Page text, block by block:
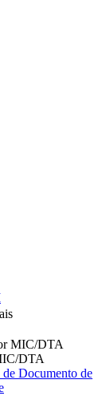
MIC/DTA
DTA
de Documento de